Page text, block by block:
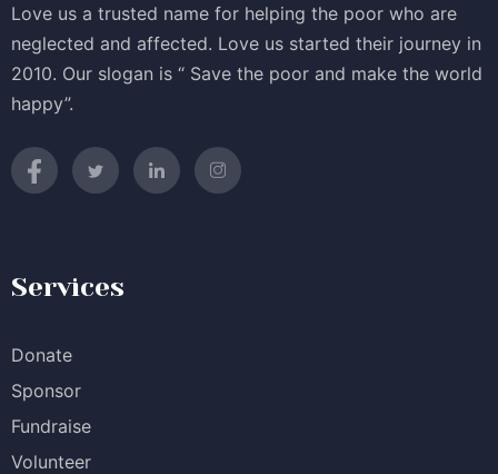
Love us a trusted name for helping the poor who are
neglected and affected. Love us started their journey in
2010. Our slogan is “ Save the poor and make the world
happy”.
Services
Donate
Sponsor
Fundraise
Volunteer